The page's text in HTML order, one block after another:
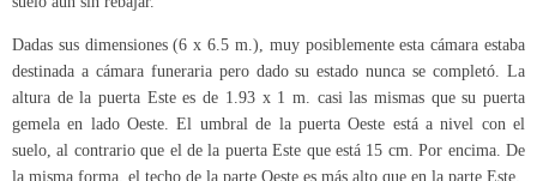
Dadas sus dimensiones (6 x 6.5 m.), muy posiblemente esta cámara estaba
destinada a cámara funeraria pero dado su estado nunca se completó. La
altura de la puerta Este es de 1.93 x 1 m. casi las mismas que su puerta
gemela en lado Oeste. El umbral de la puerta Oeste está a nivel con el
suelo, al contrario que el de la puerta Este que está 15 cm. Por encima. De
la misma forma, el techo de la parte Oeste es más alto que en la parte Este.